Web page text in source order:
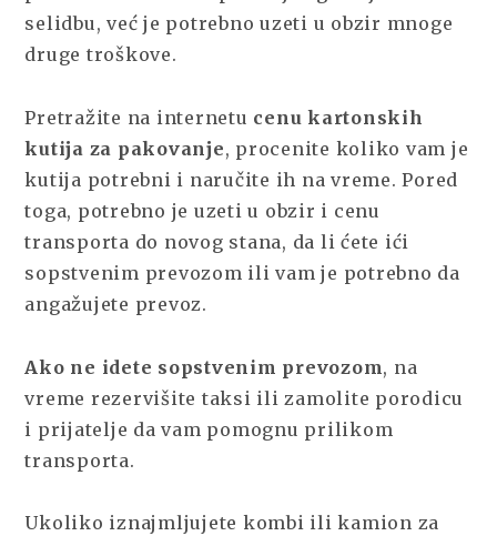
selidbu, već je potrebno uzeti u obzir mnoge
druge troškove.
Pretražite na internetu cenu kartonskih
kutija za pakovanje, procenite koliko vam je
kutija potrebni i naručite ih na vreme. Pored
toga, potrebno je uzeti u obzir i cenu
transporta do novog stana, da li ćete ići
sopstvenim prevozom ili vam je potrebno da
angažujete prevoz.
Ako ne idete sopstvenim prevozom, na
vreme rezervišite taksi ili zamolite porodicu
i prijatelje da vam pomognu prilikom
transporta.
Ukoliko iznajmljujete kombi ili kamion za